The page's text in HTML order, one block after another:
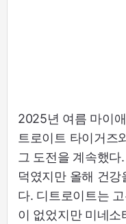
2025년 여름 마이
트로이트 타이거즈
그 도전을 계속했다
덕였지만 올해 건
다. 디트로이트는
이 없었지만 미네